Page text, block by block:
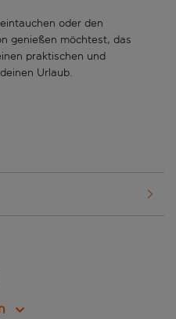
oder den
genießen möchtest, das
praktischen und
Urlaub.